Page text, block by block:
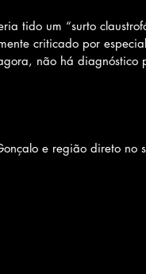
tido um “surto
criticado por
não há diagnóstico
e região direto no